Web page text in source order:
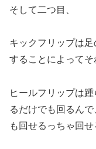
そして二つ目、
キックフリップは
することによってそ
ヒールフリップは
るだけでも回るん
も回せるっちゃ回せ